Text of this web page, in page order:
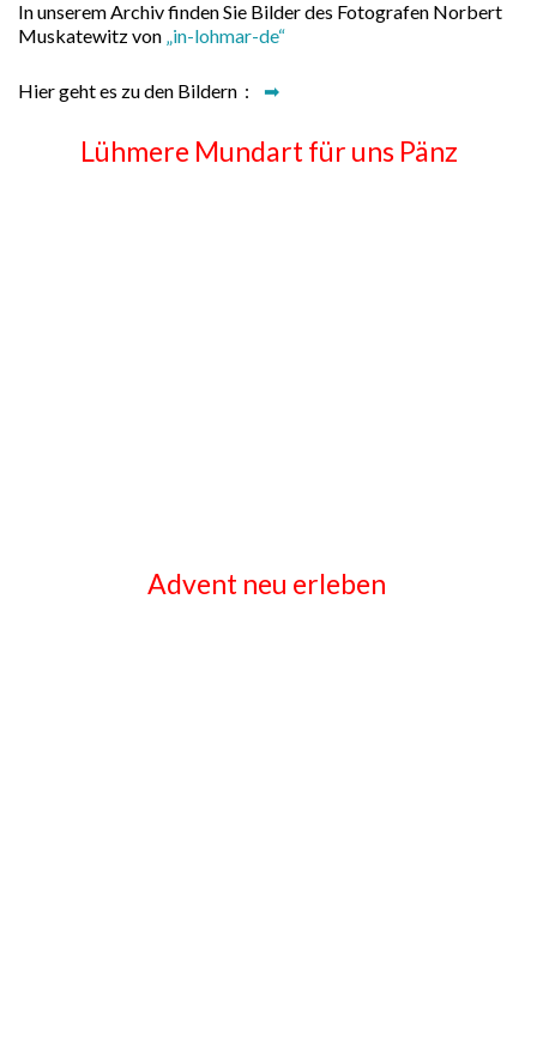
In unserem Archiv finden Sie Bilder des Fotografen Norbert
Muskatewitz von „in-lohmar-de“
Hier geht es zu den Bildern : ➡
Lühmere Mundart für uns Pänz
Advent neu erleben